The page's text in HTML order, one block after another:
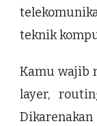
teknik
Kamu wajib
layer,